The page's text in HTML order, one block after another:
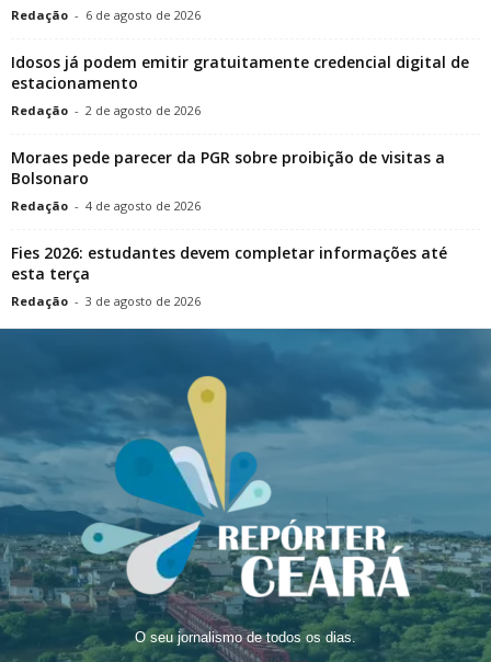
Redação - 6 de agosto de 2026
Idosos já podem emitir gratuitamente credencial digital de
estacionamento
Redação - 2 de agosto de 2026
Moraes pede parecer da PGR sobre proibição de visitas a
Bolsonaro
Redação - 4 de agosto de 2026
Fies 2026: estudantes devem completar informações até
esta terça
Redação - 3 de agosto de 2026
O seu jornalismo de todos os dias.